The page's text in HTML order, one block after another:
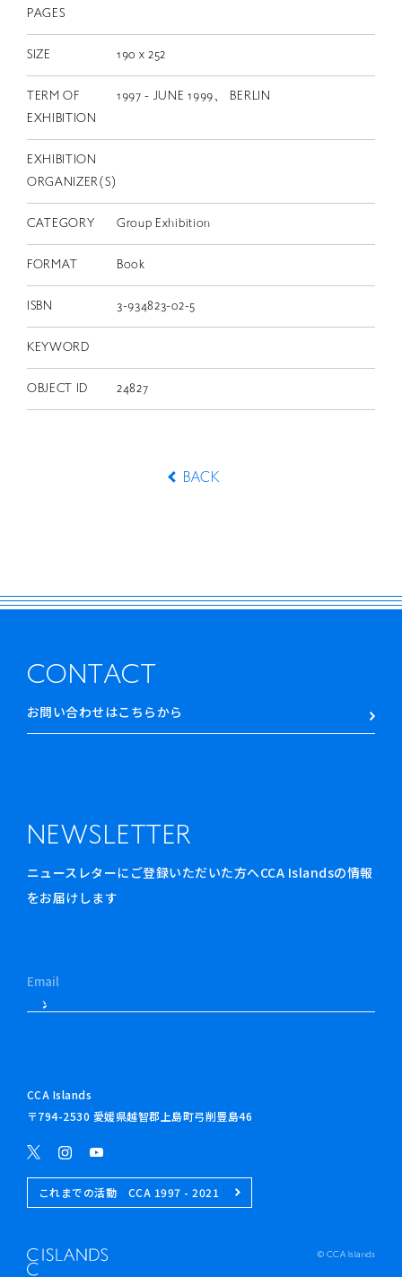
PAGES
SIZE 190 x 252
TERM OF
EXHIBITION
1997 - JUNE 1999、 BERLIN
EXHIBITION
ORGANIZER(S)
CATEGORY Group Exhibition
FORMAT Book
ISBN 3-934823-02-5
KEYWORD
OBJECT ID 24827
BACK
CONTACT
お問い合わせはこちらから
NEWSLETTER
ニュースレターにご登録いただいた方へCCA Islandsの情報
をお届けします
CCA Islands
〒794-2530 愛媛県越智郡上島町弓削豊島46
これまでの活動 CCA 1997 - 2021
© CCA Islands